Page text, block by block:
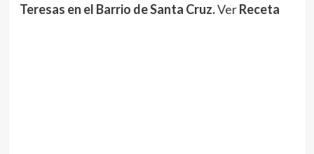
Teresas en el Barrio de Santa Cruz.VerReceta